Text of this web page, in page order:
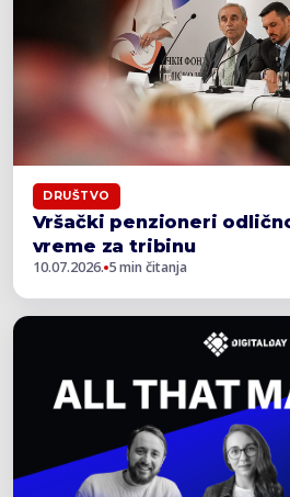
DRUŠTVO
Vršački penzioneri
vreme za tribinu
10.07.2026. 5 min čitanja